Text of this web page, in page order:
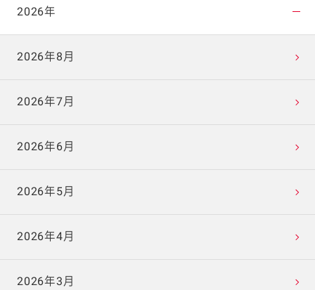
2026年
2026年8月
2026年7月
2026年6月
2026年5月
2026年4月
2026年3月